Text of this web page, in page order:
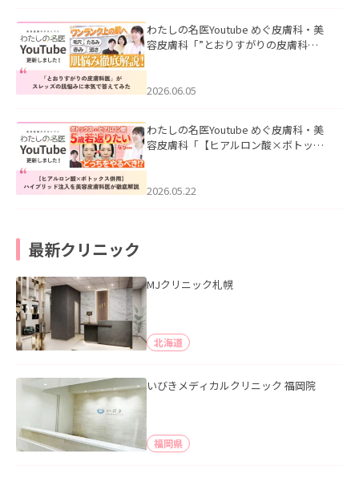
わたしの名医Youtube めぐ皮膚科・美
容皮膚科「”とおりすがりの皮膚科
2026.06.05
わたしの名医Youtube めぐ皮膚科・美
容皮膚科「【ヒアルロン酸×ボトック
た。
2026.05.22
最新クリニック
MJクリニック札幌
北海道
いびきメディカルクリニック 福岡院
福岡県